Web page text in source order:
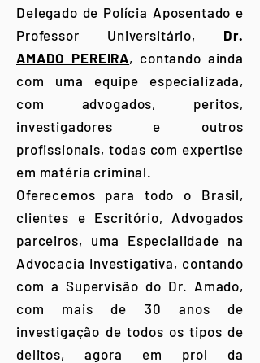
Delegado de Polícia Aposentado e
Professor Universitário, Dr.
AMADO PEREIRA, contando ainda
com uma equipe especializada,
com advogados, peritos,
investigadores e outros
profissionais, todas com expertise
em matéria criminal.
Oferecemos para todo o Brasil,
clientes e Escritório, Advogados
parceiros, uma Especialidade na
Advocacia Investigativa, contando
com a Supervisão do Dr. Amado,
com mais de 30 anos de
investigação de todos os tipos de
delitos, agora em prol da